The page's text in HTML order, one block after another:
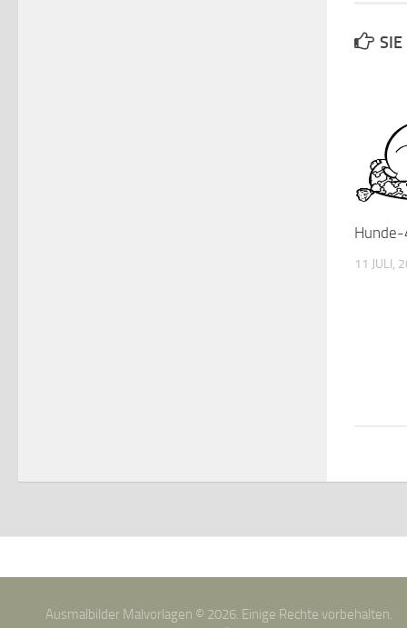
SIE
11 JULI,
Ausmalbilder Malvorlagen © 2026. Einige Rechte vorbehalten.